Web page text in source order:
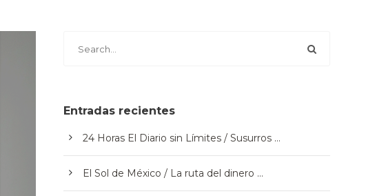
Entradas recientes
24 Horas El Diario sin Límites / Susurros …
El Sol de México / La ruta del dinero …